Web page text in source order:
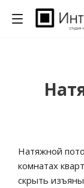
Натяжной
комнатах
скрыть